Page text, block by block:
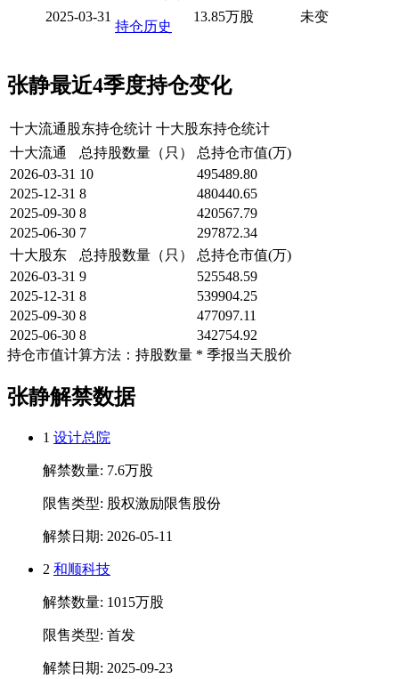
2025-03-31
持仓历史
13.85万股 未变
张静最近4季度持仓变化
十大流通股东持仓统计 十大股东持仓统计
十大流通
总持股数量（只）
总持仓市值(万)
2026-03-31 10
495489.80
2025-12-31 8
480440.65
2025-09-30 8
420567.79
2025-06-30 7
297872.34
十大股东
总持股数量（只）
总持仓市值(万)
2026-03-31 9
525548.59
2025-12-31 8
539904.25
2025-09-30 8
477097.11
2025-06-30 8
342754.92
持仓市值计算方法：持股数量 * 季报当天股价
张静解禁数据
1 设计总院
解禁数量: 7.6万股
限售类型: 股权激励限售股份
解禁日期: 2026-05-11
2 和顺科技
解禁数量: 1015万股
限售类型: 首发
解禁日期: 2025-09-23